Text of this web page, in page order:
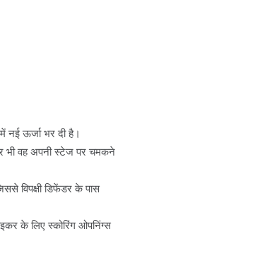
नई ऊर्जा भर दी है।
भी वह अपनी स्टेज पर चमकने
विपक्षी डिफेंडर के पास
के लिए स्कोरिंग ओपनिंग्स